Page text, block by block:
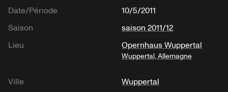
Date/Période
10/5/2011
Saison
saison 2011/12
Lieu
Opernhaus Wuppertal
Wuppertal, Allemagne
Ville
Wuppertal